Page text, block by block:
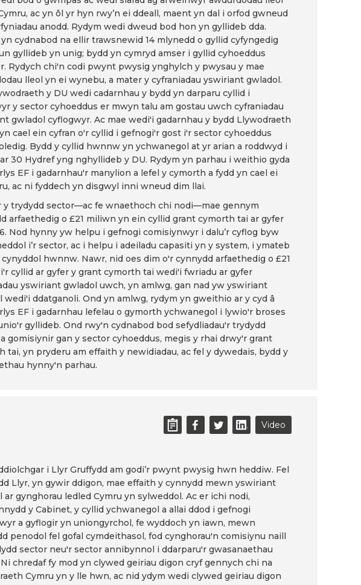
ac yn ôl yr hyn rwy’n ei ddeall, maent yn dal i orfod gwneud
anodd. Rydym wedi dweud bod hon yn gyllideb dda.
yn cydnabod na ellir trawsnewid 14 mlynedd o gyllid cyfyngedig
gyllideb yn unig; bydd yn cymryd amser i gyllid cyhoeddus
Rydych chi'n codi pwynt pwysig ynghylch y pwysau y mae
lleol yn ei wynebu, a mater y cyfraniadau yswiriant gwladol.
y DU wedi cadarnhau y bydd yn darparu cyllid i
y sector cyhoeddus er mwyn talu am gostau uwch cyfraniadau
gwladol cyflogwyr. Ac mae wedi'i gadarnhau y bydd Llywodraeth
cael ein cyfran o'r cyllid i gefnogi'r gost i'r sector cyhoeddus
Bydd y cyllid hwnnw yn ychwanegol at yr arian a roddwyd i
30 Hydref yng nghyllideb y DU. Rydym yn parhau i weithio gyda
EF i gadarnhau'r manylion a lefel y cymorth a fydd yn cael ei
ac ni fyddech yn disgwyl inni wneud dim llai.
y trydydd sector—ac fe wnaethoch chi nodi—mae gennym
arfaethedig o £21 miliwn yn ein cyllid grant cymorth tai ar gyfer
Nod hynny yw helpu i gefnogi comisiynwyr i dalu’r cyflog byw
i’r sector, ac i helpu i adeiladu capasiti yn y system, i ymateb
cynyddol hwnnw. Nawr, nid oes dim o'r cynnydd arfaethedig o £21
cyllid ar gyfer y grant cymorth tai wedi'i fwriadu ar gyfer
yswiriant gwladol uwch, yn amlwg, gan nad yw yswiriant
wedi'i ddatganoli. Ond yn amlwg, rydym yn gweithio ar y cyd â
EF i gadarnhau lefelau o gymorth ychwanegol i lywio'r broses
gyllideb. Ond rwy'n cydnabod bod sefydliadau'r trydydd
gomisiynir gan y sector cyhoeddus, megis y rhai drwy'r grant
tai, yn pryderu am effaith y newidiadau, ac fel y dywedais, bydd y
hynny'n parhau.
Video
i Llyr Gruffydd am godi’r pwynt pwysig hwn heddiw. Fel
Llyr, yn gywir ddigon, mae effaith y cynnydd mewn yswiriant
ar gynghorau ledled Cymru yn sylweddol. Ac er ichi nodi,
y Cabinet, y cyllid ychwanegol a allai ddod i gefnogi
a gyflogir yn uniongyrchol, fe wyddoch yn iawn, mewn
penodol fel gofal cymdeithasol, fod cynghorau'n comisiynu naill
sector neu'r sector annibynnol i ddarparu'r gwasanaethau
chredaf fy mod yn clywed geiriau digon cryf gennych chi na
Cymru yn y lle hwn, ac nid ydym wedi clywed geiriau digon